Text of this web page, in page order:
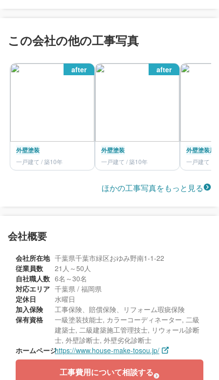
この会社の他の工事写真
after
外壁塗装
一戸建て / 築10年
after
外壁塗装
一戸建て / 築10年
外壁塗装屋
一戸建て /
ほかの工事写真をもっと見る
会社概要
会社所在地 千葉県千葉市緑区おゆみ野南1-1-22
従業員数
21人～50人
自社職人数 6名～30名
対応エリア 千葉県 / 福岡県
定休日
水曜日
加入保険
工事保険、賠償保険、リフォーム瑕疵保険
保有資格
一級塗装技能士, カラーコーディネーター, 二級
建築士, 二級建築施工管理技士, リウォール診断
士, 外壁診断士, 外壁劣化診断士
ホームページhttps://www.house-make-tosou.jp/
工事費用について相談する